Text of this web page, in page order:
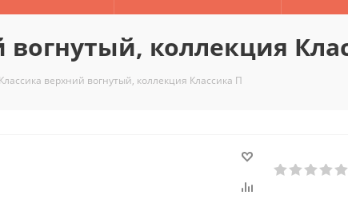
коллекция
верхний вогнутый, коллекция Классика П